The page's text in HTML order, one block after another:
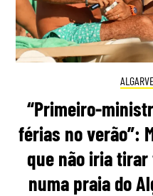
“Primeiro-
férias no verão”:
que não iria
numa praia do